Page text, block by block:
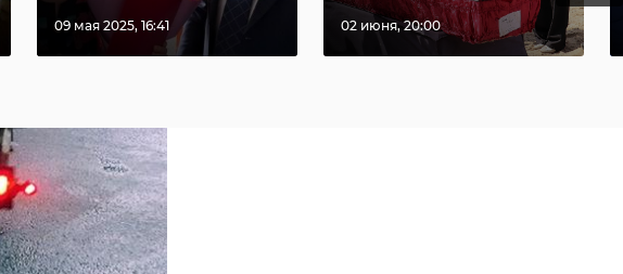
09 мая 2025, 16:41 02 июня, 20:00